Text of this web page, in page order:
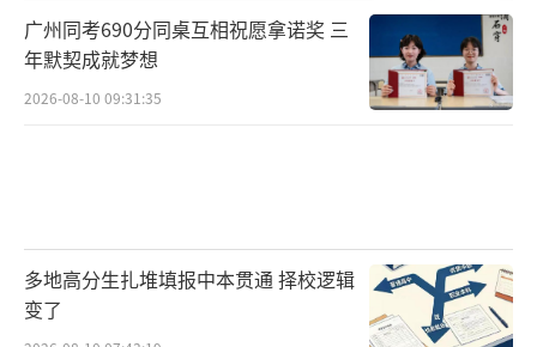
广州同考690分同桌互相祝愿拿诺奖 三
年默契成就梦想
2026-08-10 09:31:35
多地高分生扎堆填报中本贯通 择校逻辑
变了